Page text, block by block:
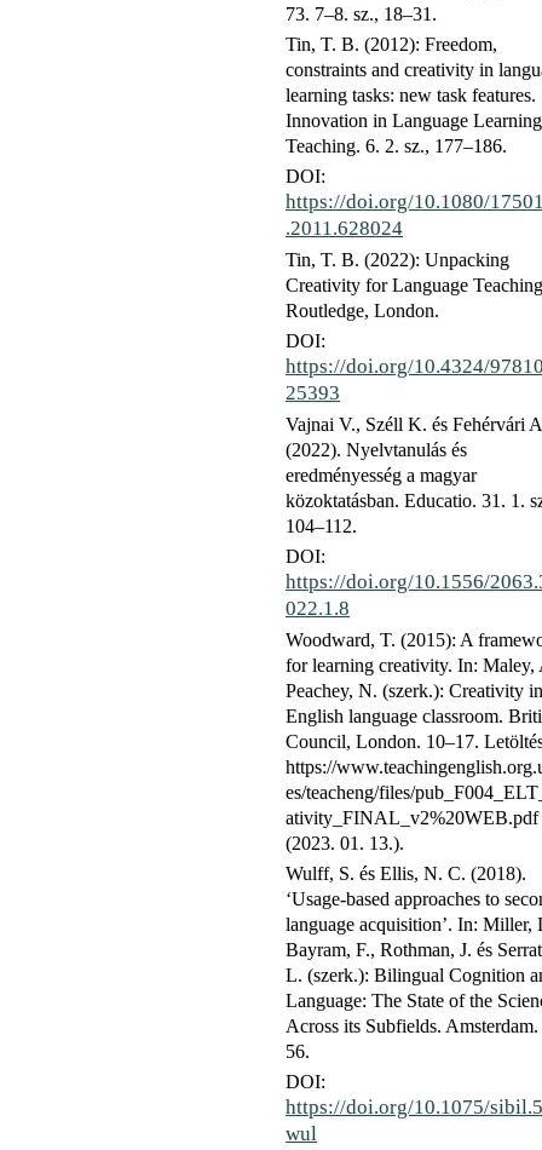
73. 7–8. sz., 18–31.
Tin, T. B. (2012): Freedom,
constraints and creativity in
learning tasks: new task features.
Innovation in Language
Teaching. 6. 2. sz., 177–186.
DOI:
https://doi.org/10.1080/
.2011.628024
Tin, T. B. (2022): Unpacking
Creativity for Language
Routledge, London.
DOI:
https://doi.org/10.4324/
25393
Vajnai V., Széll K. és Fehérvári
(2022). Nyelvtanulás és
eredményesség a magyar
közoktatásban. Educatio. 31. 1.
104–112.
DOI:
https://doi.org/10.1556/
022.1.8
Woodward, T. (2015): A
for learning creativity. In: Maley,
Peachey, N. (szerk.): Creativity
English language classroom.
Council, London. 10–17.
https://
es/teacheng/files/
ativity_FINAL_v2%20WEB.pdf
(2023. 01. 13.).
Wulff, S. és Ellis, N. C. (2018).
‘Usage-based approaches to
language acquisition’. In: Miller,
Bayram, F., Rothman, J. és
L. (szerk.): Bilingual Cognition
Language: The State of the
Across its Subfields.
56.
DOI:
https://doi.org/10.1075/
wul